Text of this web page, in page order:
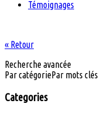
Témoignages
« Retour
Recherche avancée
Par catégoriePar mots clés
Categories